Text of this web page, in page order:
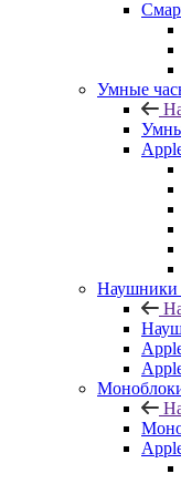
Умные
Наушники